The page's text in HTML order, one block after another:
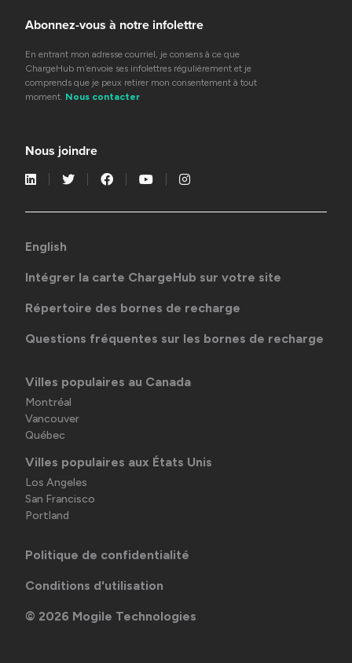
Abonnez-vous à notre infolettre
En entrant mon adresse courriel, je consens à ce que
ChargeHub m’envoie ses infolettres régulièrement et je
comprends que je peux retirer mon consentement à tout
moment. Nous contacter
Nous joindre
English
Intégrer la carte ChargeHub sur votre site
Répertoire des bornes de recharge
Questions fréquentes sur les bornes de recharge
Villes populaires au Canada
Montréal
Vancouver
Québec
Villes populaires aux États Unis
Los Angeles
San Francisco
Portland
Politique de confidentialité
Conditions d'utilisation
© 2026 Mogile Technologies